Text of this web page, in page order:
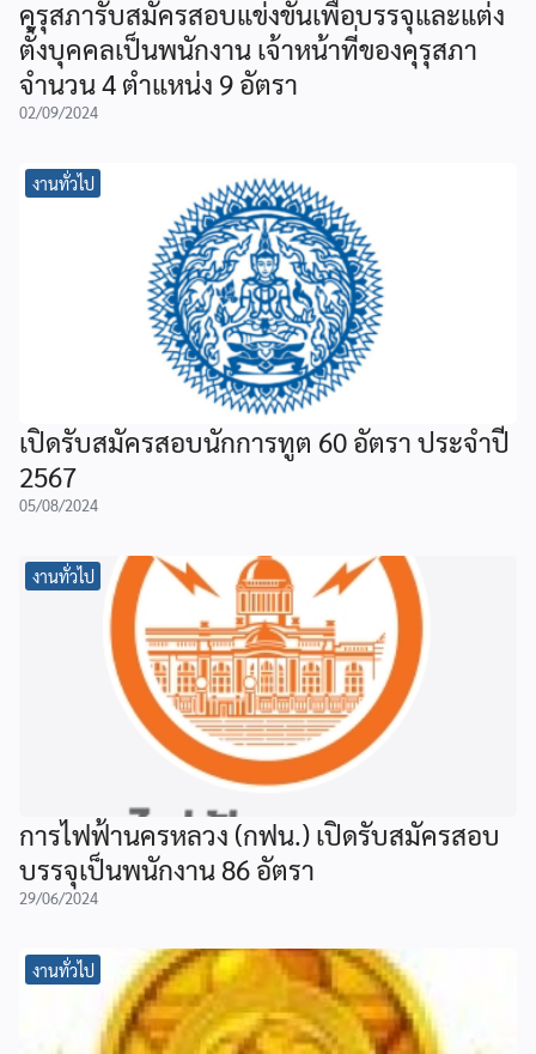
คุรุสภารับสมัครสอบแข่งขันเพื่อบรรจุและแต่ง
ตั้งบุคคลเป็นพนักงาน เจ้าหน้าที่ของคุรุสภา
จำนวน 4 ตำแหน่ง 9 อัตรา
02/09/2024
งานทั่วไป
เปิดรับสมัครสอบนักการทูต 60 อัตรา ประจำปี
2567
05/08/2024
งานทั่วไป
การไฟฟ้านครหลวง (กฟน.) เปิดรับสมัครสอบ
บรรจุเป็นพนักงาน 86 อัตรา
29/06/2024
งานทั่วไป